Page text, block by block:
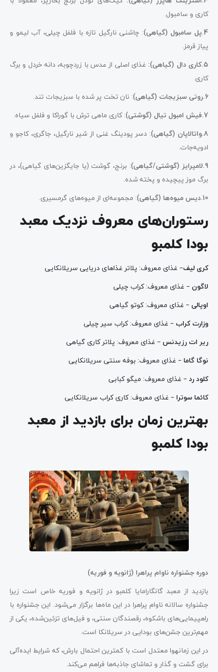
کاری و سامبول.
4.پل سامبول (گیاهی)
: چاشنی نارگیل تازه با فلفل چیلی، آب لیمو و
پیاز قرمز.
5.کاری دال (گیاهی):
غذای اصلی از عدس با زردچوبه، دانه خردل و برگ
کاری.
6.روتی سبزیجات (گیاهی)
: نان تخت پر شده با سبزیجات تند.
7.فیش امبول تیال (گوشتی)
: کاری ماهی ترش با گوراکا و فلفل سیاه.
8.واتالاپان (گیاهی)
: دسر پودینگ غنی از شیر نارگیل، جاگری، کاجو و
ادویه‌جات.
9.لامپرایز (گوشتی/گیاهی)
: برنج، گوشت (یا جایگزین‌های گیاهی)، در
برگ موز پیچیده و پخته شده.
10.دیس میوه‌ها (گیاهی)
: مجموعه‌ای از میوه‌های گرمسیری.
رستوران‌های معروف نزدیک معبد
بودا کلمبو
کری لیف– غذای معروف: پلاتر غذاهای دریایی سریلانکایی
لاگون – غذای معروف: کراب چیلی
اوپالی – غذای معروف: کوتو گیاهی
وزارت کراب – غذای معروف: کراب سیر چیلی
ریر ات رزیدنس – غذای معروف: پلاتر کاری گیاهی
نوگا گاما – غذای معروف: بوفه سنتی سریلانکایی
کلود رد– غذای معروف: میگو کبابی
کائما سوترا – غذای معروف: کاری کراب سریلانکایی
بهترین زمان برای بازدید از معبد
بودا کلمبو
دوره جشنواره ناوام پراهرا (ژانویه و فوریه)
بازدید از معبد گانگارامایا کلمبو در ژانویه و فوریه خاص است زیرا
جشنواره سالانه ناوام پراهرا در این ماه‌ها برگزار می‌شود. این جشنواره با
راهپیمایی‌های باشکوه، رقصندگان سنتی، و فیل‌های تزئین‌شده، یکی از
مهم‌ترین جشن‌های بودایی در سریلانکا است.
در این زمانهوا معتدل است با کمترین احتمال بارش، که شرایط ایده‌آلی
برای گشت و گذار و تماشای جاذبه‌ها فراهم می‌کند.